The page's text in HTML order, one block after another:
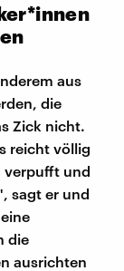
aus
die
Zick nicht.
reicht völlig
verpufft und
sagt er und
die
ausrichten